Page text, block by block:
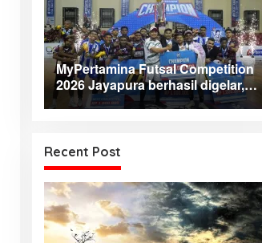
MyPertamina Futsal Competition
2026 Jayapura berhasil digelar,
dorong talenta muda berprestasi
Recent Post